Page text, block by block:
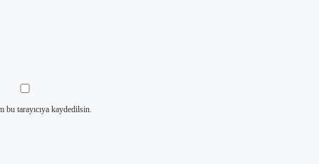
bu tarayıcıya kaydedilsin.